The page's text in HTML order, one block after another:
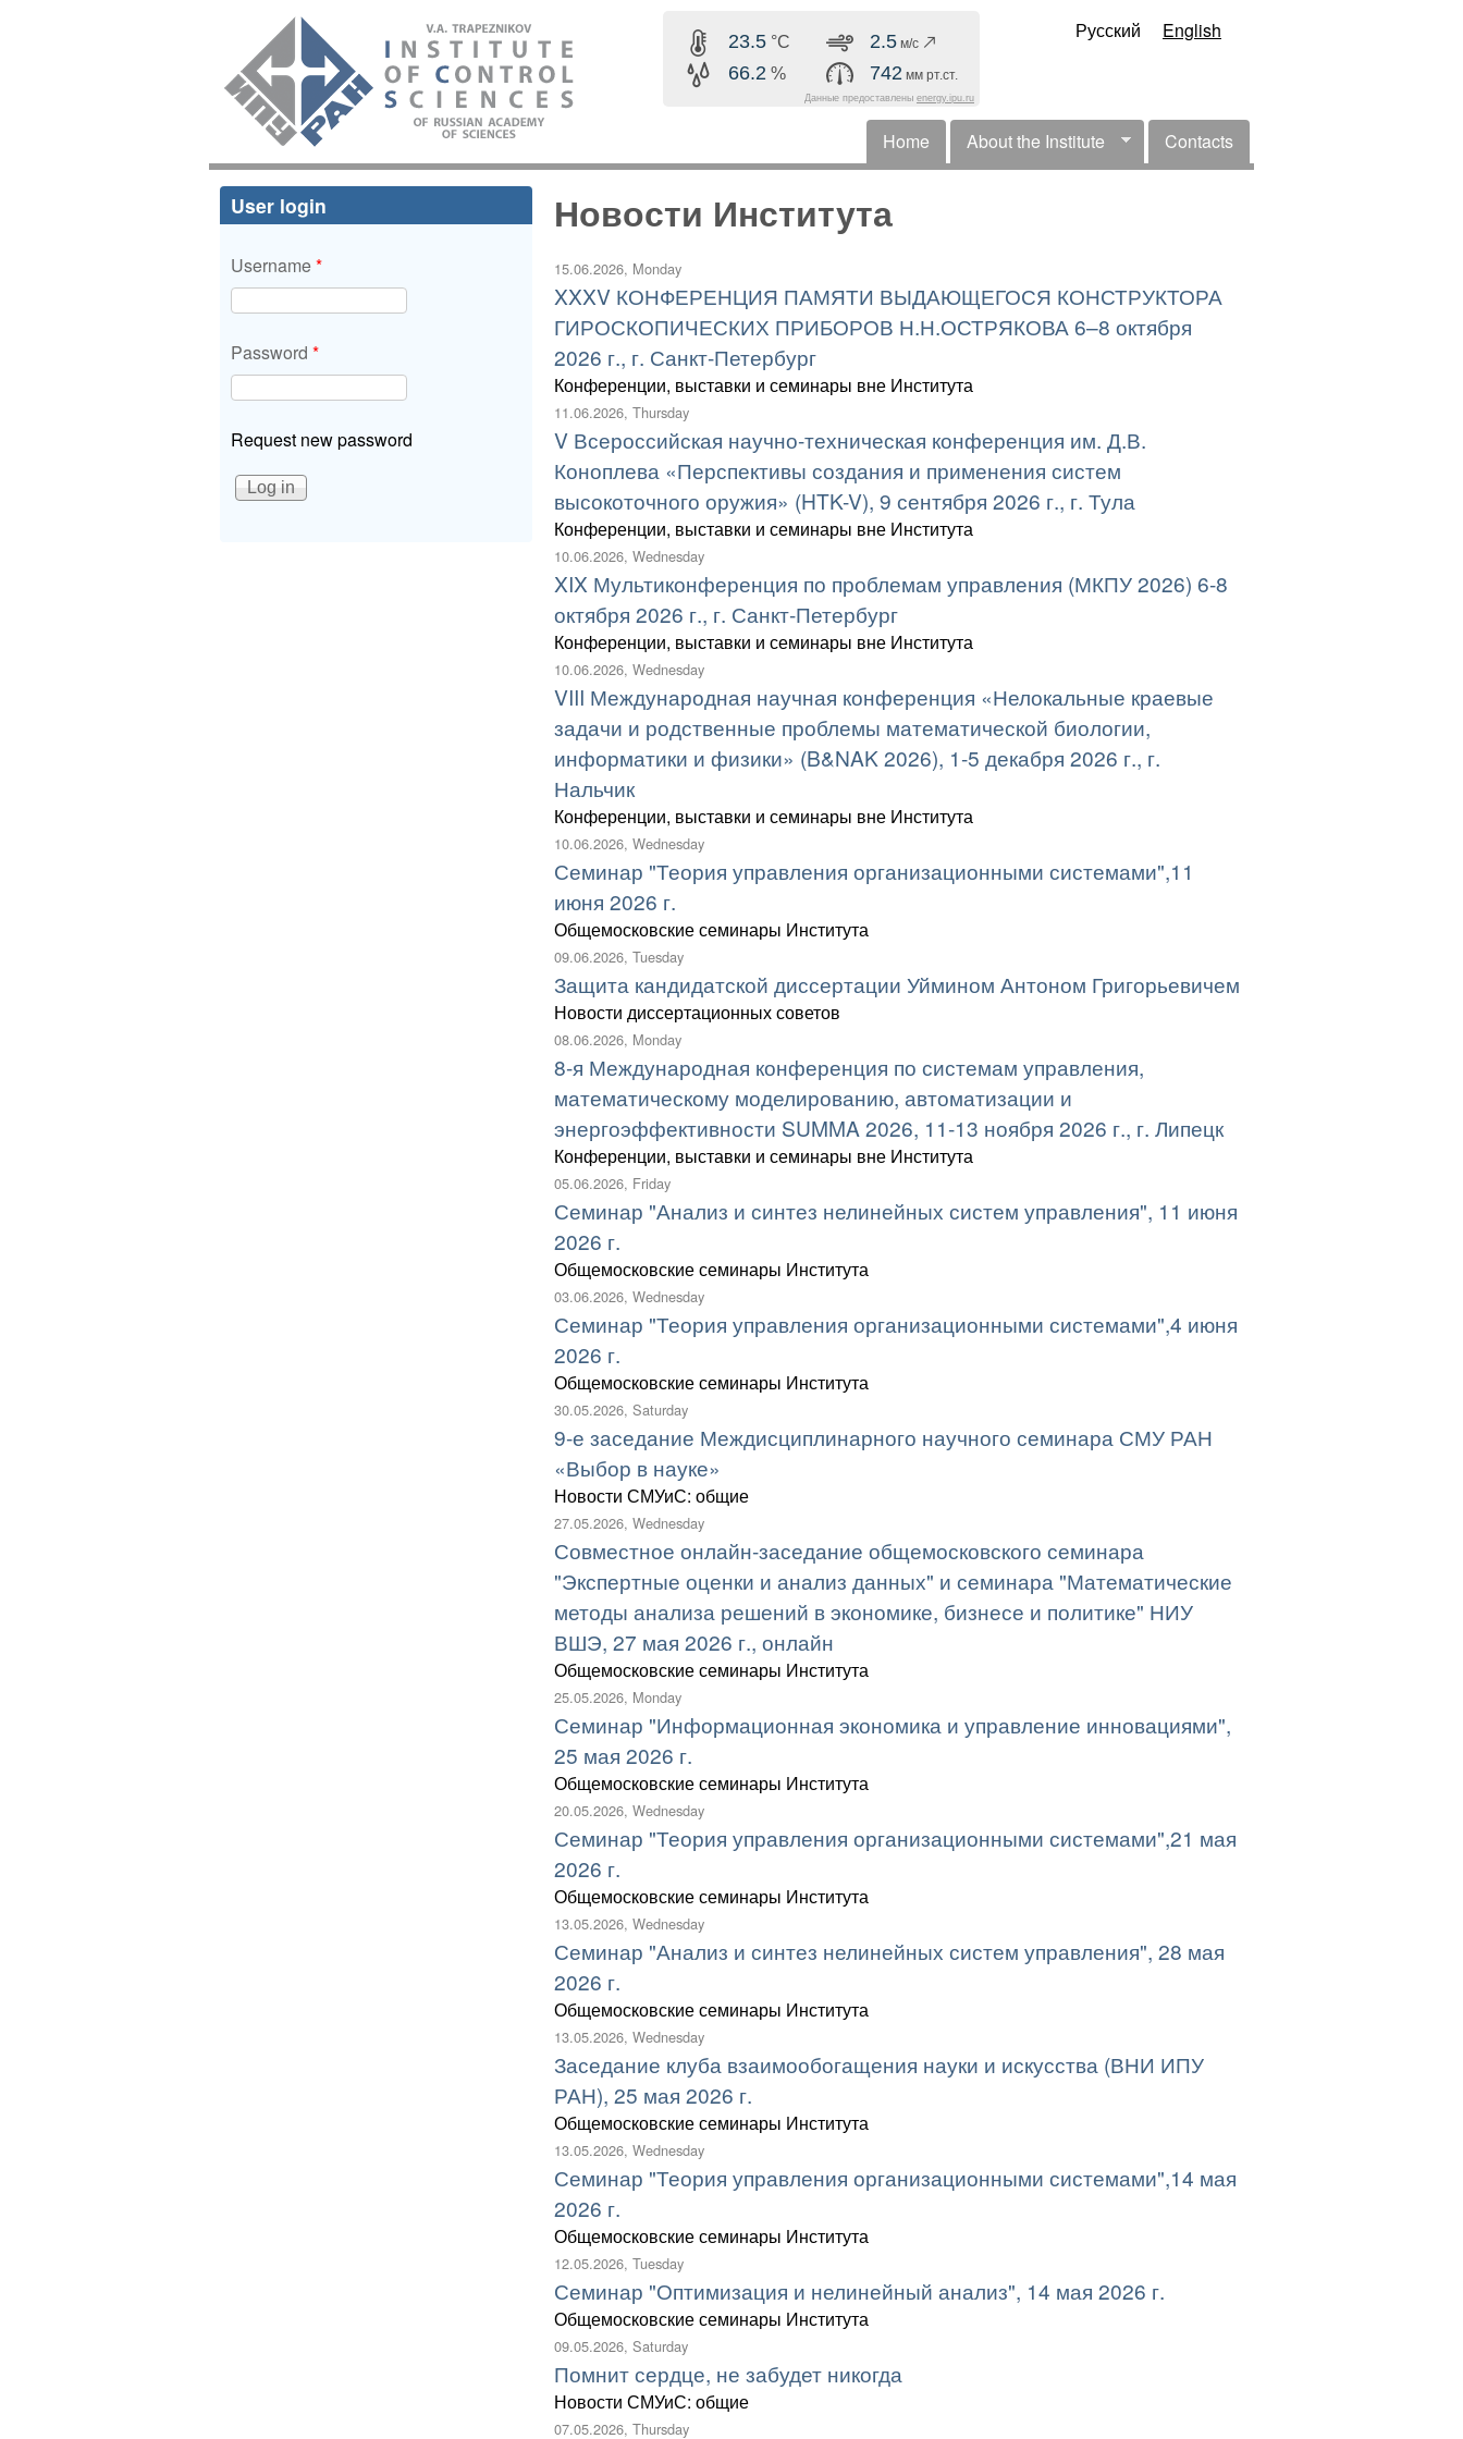
ИПУ
РАН
23.5 °C
66.2 %
2.5 м/с
742 мм рт.ст.
Данные предоставлены energy.ipu.ru
Русский English
Horizontal Menu
Home About the Institute Contacts
Новости Института
15.06.2026, Monday
XXXV КОНФЕРЕНЦИЯ ПАМЯТИ ВЫДАЮЩЕГОСЯ КОНСТРУКТОРА
ГИРОСКОПИЧЕСКИХ ПРИБОРОВ Н.Н.ОСТРЯКОВА 6–8 октября
2026 г., г. Санкт-Петербург
Конференции, выставки и семинары вне Института
11.06.2026, Thursday
V Всероссийская научно-техническая конференция им. Д.В.
Коноплева «Перспективы создания и применения систем
высокоточного оружия» (HTK-V), 9 сентября 2026 г., г. Тула
Конференции, выставки и семинары вне Института
10.06.2026, Wednesday
XIX Мультиконференция по проблемам управления (МКПУ 2026) 6-8
октября 2026 г., г. Санкт-Петербург
Конференции, выставки и семинары вне Института
10.06.2026, Wednesday
VIII Международная научная конференция «Нелокальные краевые
задачи и родственные проблемы математической биологии,
информатики и физики» (B&NAK 2026), 1-5 декабря 2026 г., г.
Нальчик
Конференции, выставки и семинары вне Института
10.06.2026, Wednesday
Семинар "Теория управления организационными системами",11
июня 2026 г.
Общемосковские семинары Института
09.06.2026, Tuesday
Защита кандидатской диссертации Уймином Антоном Григорьевичем
Новости диссертационных советов
08.06.2026, Monday
8-я Международная конференция по системам управления,
математическому моделированию, автоматизации и
энергоэффективности SUMMA 2026, 11-13 ноября 2026 г., г. Липецк
Конференции, выставки и семинары вне Института
05.06.2026, Friday
Семинар "Анализ и синтез нелинейных систем управления", 11 июня
2026 г.
Общемосковские семинары Института
03.06.2026, Wednesday
Семинар "Теория управления организационными системами",4 июня
2026 г.
Общемосковские семинары Института
30.05.2026, Saturday
9-е заседание Междисциплинарного научного семинара СМУ РАН
«Выбор в науке»
Новости СМУиС: общие
27.05.2026, Wednesday
Совместное онлайн-заседание общемосковского семинара
"Экспертные оценки и анализ данных" и семинара "Математические
методы анализа решений в экономике, бизнесе и политике" НИУ
ВШЭ, 27 мая 2026 г., онлайн
Общемосковские семинары Института
25.05.2026, Monday
Семинар "Информационная экономика и управление инновациями",
25 мая 2026 г.
Общемосковские семинары Института
20.05.2026, Wednesday
Семинар "Теория управления организационными системами",21 мая
2026 г.
Общемосковские семинары Института
13.05.2026, Wednesday
Семинар "Анализ и синтез нелинейных систем управления", 28 мая
2026 г.
Общемосковские семинары Института
13.05.2026, Wednesday
Заседание клуба взаимообогащения науки и искусства (ВНИ ИПУ
РАН), 25 мая 2026 г.
Общемосковские семинары Института
13.05.2026, Wednesday
Семинар "Теория управления организационными системами",14 мая
2026 г.
Общемосковские семинары Института
12.05.2026, Tuesday
Семинар "Оптимизация и нелинейный анализ", 14 мая 2026 г.
Общемосковские семинары Института
09.05.2026, Saturday
Помнит сердце, не забудет никогда
Новости СМУиС: общие
07.05.2026, Thursday
User login
Username*
Password *
Request new password